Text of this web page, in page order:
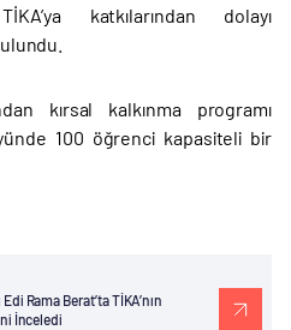
katkılarından dolayı
kırsal kalkınma programı
100 öğrenci kapasiteli bir
Rama Berat’ta TİKA’nın
İnceledi